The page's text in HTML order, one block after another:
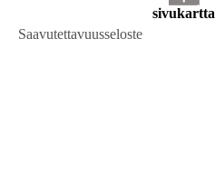
sivukartta
Saavutettavuusseloste